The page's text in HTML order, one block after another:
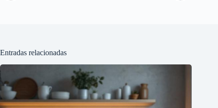
Entradas relacionadas